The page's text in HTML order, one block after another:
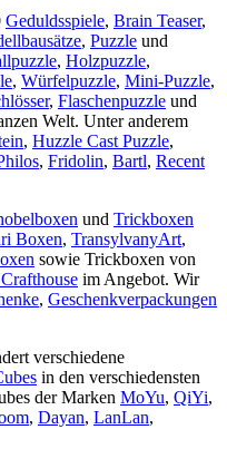
Geduldsspiele, Brain Teaser,
, Puzzle und
, Holzpuzzle,
, Würfelpuzzle, Mini-Puzzle,
, Flaschenpuzzle und
Welt. Unter anderem
, Huzzle Cast Puzzle,
, Fridolin, Bartl, Recent
und Trickboxen
Boxen, TransylvanyArt,
sowie Trickboxen von
im Angebot. Wir
, Geschenkverpackungen
verschiedene
in den verschiedensten
der Marken MoYu, QiYi,
, Dayan, LanLan,